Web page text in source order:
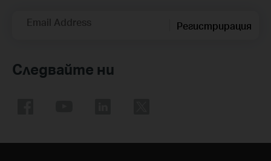
Email Address Регистрирация
Следвайте ни